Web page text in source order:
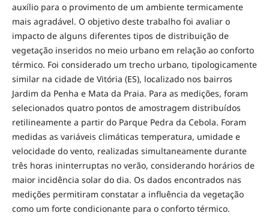
auxílio para o provimento de um ambiente termicamente
mais agradável. O objetivo deste trabalho foi avaliar o
impacto de alguns diferentes tipos de distribuição de
vegetação inseridos no meio urbano em relação ao conforto
térmico. Foi considerado um trecho urbano, tipologicamente
similar na cidade de Vitória (ES), localizado nos bairros
Jardim da Penha e Mata da Praia. Para as medições, foram
selecionados quatro pontos de amostragem distribuídos
retilineamente a partir do Parque Pedra da Cebola. Foram
medidas as variáveis climáticas temperatura, umidade e
velocidade do vento, realizadas simultaneamente durante
três horas ininterruptas no verão, considerando horários de
maior incidência solar do dia. Os dados encontrados nas
medições permitiram constatar a influência da vegetação
como um forte condicionante para o conforto térmico.